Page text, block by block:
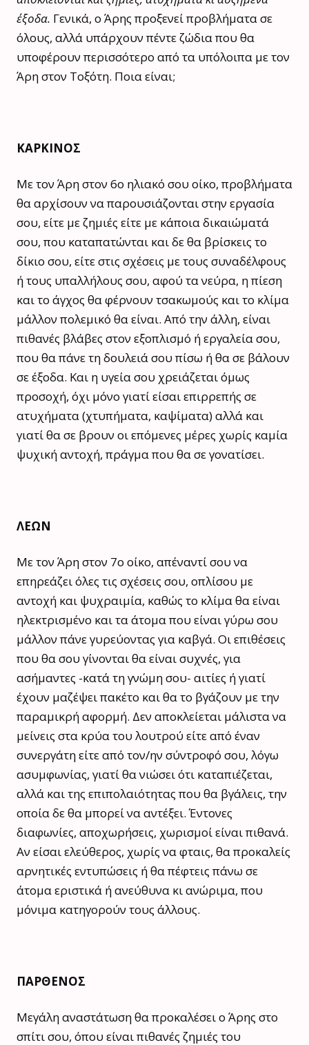
έξοδα. Γενικά, ο Άρης προξενεί προβλήματα σε
όλους, αλλά υπάρχουν πέντε ζώδια που θα
υποφέρουν περισσότερο από τα υπόλοιπα με τον
Άρη στον Τοξότη. Ποια είναι;
ΚΑΡΚΙΝΟΣ
Με τον Άρη στον 6ο ηλιακό σου οίκο, προβλήματα
θα αρχίσουν να παρουσιάζονται στην εργασία
σου, είτε με ζημιές είτε με κάποια δικαιώματά
σου, που καταπατώνται και δε θα βρίσκεις το
δίκιο σου, είτε στις σχέσεις με τους συναδέλφους
ή τους υπαλλήλους σου, αφού τα νεύρα, η πίεση
και το άγχος θα φέρνουν τσακωμούς και το κλίμα
μάλλον πολεμικό θα είναι. Από την άλλη, είναι
πιθανές βλάβες στον εξοπλισμό ή εργαλεία σου,
που θα πάνε τη δουλειά σου πίσω ή θα σε βάλουν
σε έξοδα. Και η υγεία σου χρειάζεται όμως
προσοχή, όχι μόνο γιατί είσαι επιρρεπής σε
ατυχήματα (χτυπήματα, καψίματα) αλλά και
γιατί θα σε βρουν οι επόμενες μέρες χωρίς καμία
ψυχική αντοχή, πράγμα που θα σε γονατίσει.
ΛΕΩΝ
Με τον Άρη στον 7ο οίκο, απέναντί σου να
επηρεάζει όλες τις σχέσεις σου, οπλίσου με
αντοχή και ψυχραιμία, καθώς το κλίμα θα είναι
ηλεκτρισμένο και τα άτομα που είναι γύρω σου
μάλλον πάνε γυρεύοντας για καβγά. Οι επιθέσεις
που θα σου γίνονται θα είναι συχνές, για
ασήμαντες -κατά τη γνώμη σου- αιτίες ή γιατί
έχουν μαζέψει πακέτο και θα το βγάζουν με την
παραμικρή αφορμή. Δεν αποκλείεται μάλιστα να
μείνεις στα κρύα του λουτρού είτε από έναν
συνεργάτη είτε από τον/ην σύντροφό σου, λόγω
ασυμφωνίας, γιατί θα νιώσει ότι καταπιέζεται,
αλλά και της επιπολαιότητας που θα βγάλεις, την
οποία δε θα μπορεί να αντέξει. Έντονες
διαφωνίες, αποχωρήσεις, χωρισμοί είναι πιθανά.
Αν είσαι ελεύθερος, χωρίς να φταις, θα προκαλείς
αρνητικές εντυπώσεις ή θα πέφτεις πάνω σε
άτομα εριστικά ή ανεύθυνα κι ανώριμα, που
μόνιμα κατηγορούν τους άλλους.
ΠΑΡΘΕΝΟΣ
Μεγάλη αναστάτωση θα προκαλέσει ο Άρης στο
σπίτι σου, όπου είναι πιθανές ζημιές του